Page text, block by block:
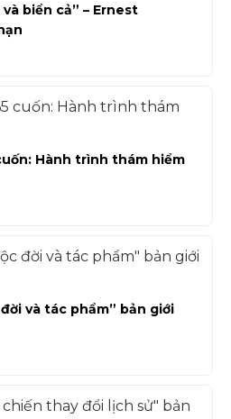
biển cả” – Ernest
Hành trình thám hiểm
và tác phẩm” bản giới